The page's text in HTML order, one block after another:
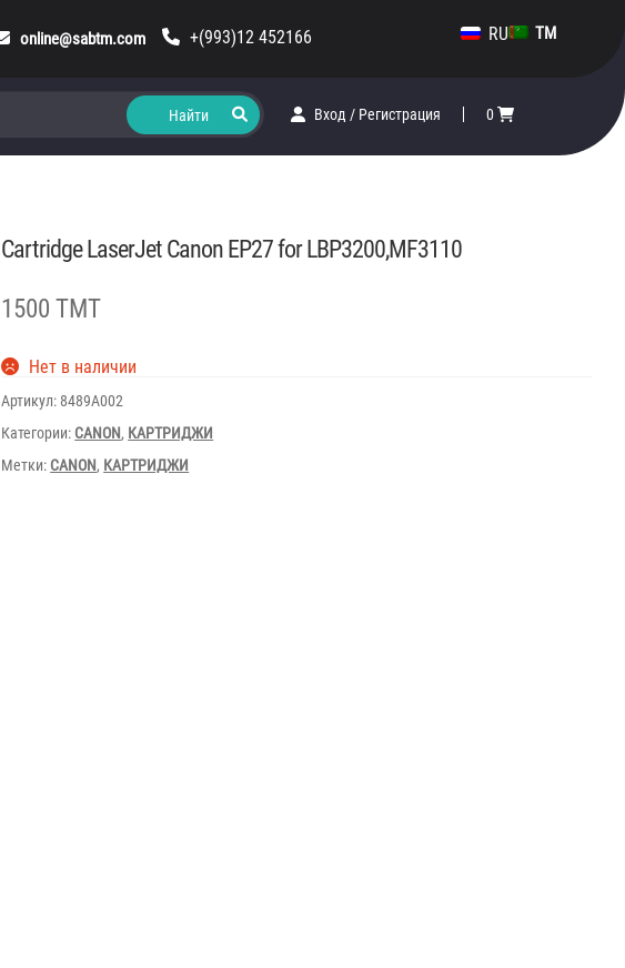
online@sabtm.com +(993)12 452166 RU TM
Вход / Регистрация 0
Cartridge LaserJet Canon EP27 for LBP3200,MF3110
1500 TMT
Нет в наличии
Артикул: 8489A002
Категории: CANON, КАРТРИДЖИ
Метки: CANON, КАРТРИДЖИ